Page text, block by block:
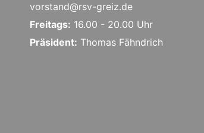
vorstand@rsv-greiz.de
Freitags: 16.00 - 20.00 Uhr
Präsident: Thomas Fähndrich